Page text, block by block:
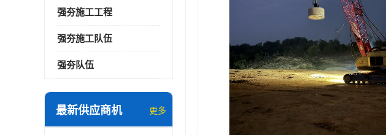
强夯施工工程
强夯施工队伍
强夯队伍
最新供应商机 更多